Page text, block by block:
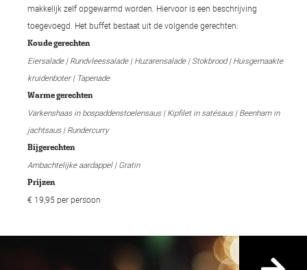
makkelijk zelf opgewarmd worden. Hiervoor is een beschrijving
toegevoegd. Het buffet bestaat uit de volgende gerechten:
Koude gerechten
Eiersalade | Rundvleessalade | Huzarensalade | Stokbrood | Huisgemaakte
kruidenboter | Tapenade
Warme gerechten
Varkenshaas in bospaddenstoelensaus | Kipfilet in satésaus | Beenham in
jachtsaus | Rundercurry
Bijgerechten
Ambachtelijke aardappel | Gratin
Prijzen
€ 19,95 per persoon